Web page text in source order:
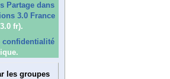
Partage dans
3.0 France
fr).
confidentialité
les groupes